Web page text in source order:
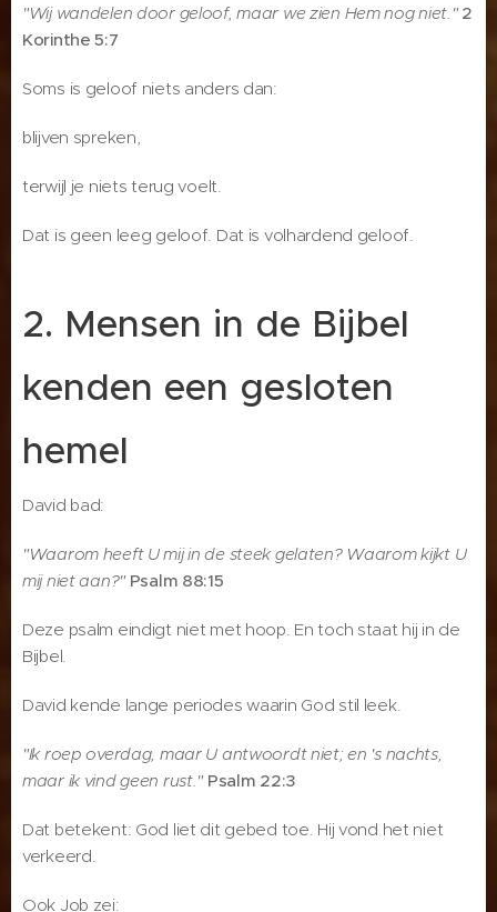
"Wij wandelen door geloof, maar we zien Hem nog niet." 2
Korinthe 5:7
Soms is geloof niets anders dan:
blijven spreken,
terwijl je niets terug voelt.
Dat is geen leeg geloof. Dat is volhardend geloof.
2. Mensen in de Bijbel
kenden een gesloten
hemel
David bad:
"Waarom heeft U mij in de steek gelaten? Waarom kijkt U
mij niet aan?" Psalm 88:15
Deze psalm eindigt niet met hoop. En toch staat hij in de
Bijbel.
David kende lange periodes waarin God stil leek.
"Ik roep overdag, maar U antwoordt niet; en 's nachts,
maar ik vind geen rust." Psalm 22:3
Dat betekent: God liet dit gebed toe. Hij vond het niet
verkeerd.
Ook Job zei: